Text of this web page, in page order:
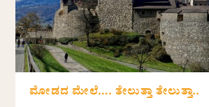
ಮೋಡದ ಮೇಲೆ…. ತೇಲುತ್ತಾ ತೇಲುತ್ತಾ..